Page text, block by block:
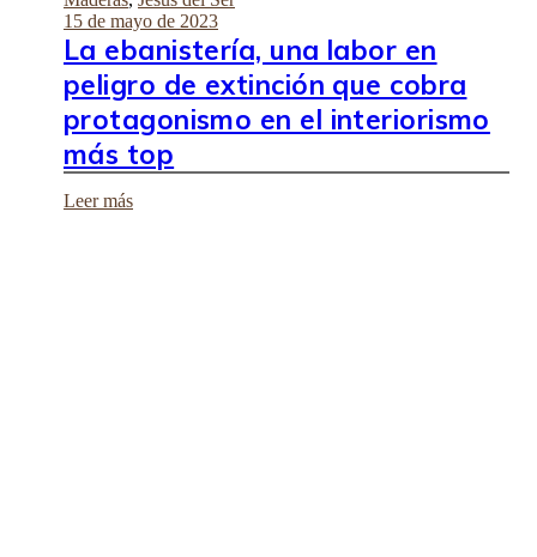
15 de mayo de 2023
La ebanistería, una labor en
peligro de extinción que cobra
protagonismo en el interiorismo
más top
Leer más